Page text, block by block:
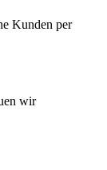
Kunden per
wir